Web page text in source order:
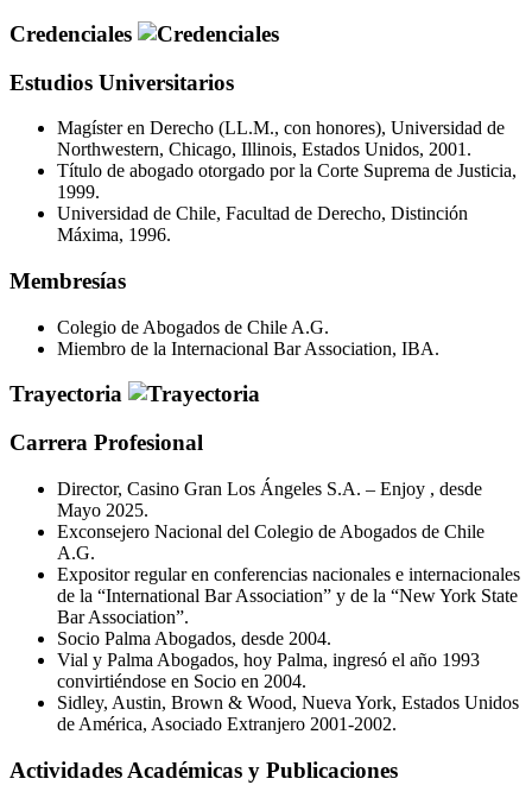
Credenciales
Estudios Universitarios
Magíster en Derecho (LL.M., con honores), Universidad de
Northwestern, Chicago, Illinois, Estados Unidos, 2001.
Título de abogado otorgado por la Corte Suprema de Justicia,
1999.
Universidad de Chile, Facultad de Derecho, Distinción
Máxima, 1996.
Membresías
Colegio de Abogados de Chile A.G.
Miembro de la Internacional Bar Association, IBA.
Trayectoria
Carrera Profesional
Director, Casino Gran Los Ángeles S.A. – Enjoy , desde
Mayo 2025.
Exconsejero Nacional del Colegio de Abogados de Chile
A.G.
Expositor regular en conferencias nacionales e internacionales
de la “International Bar Association” y de la “New York State
Bar Association”.
Socio Palma Abogados, desde 2004.
Vial y Palma Abogados, hoy Palma, ingresó el año 1993
convirtiéndose en Socio en 2004.
Sidley, Austin, Brown & Wood, Nueva York, Estados Unidos
de América, Asociado Extranjero 2001-2002.
Actividades Académicas y Publicaciones